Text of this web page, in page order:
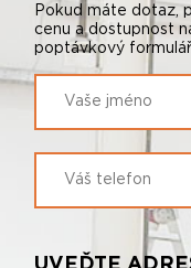
Pokud máte dotaz,
cenu a dostupnost
poptávkový formulář.